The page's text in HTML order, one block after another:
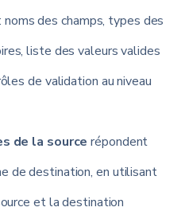
noms des champs, types des
liste des valeurs valides
de validation au niveau
de la source répondent
de destination, en utilisant
et la destination